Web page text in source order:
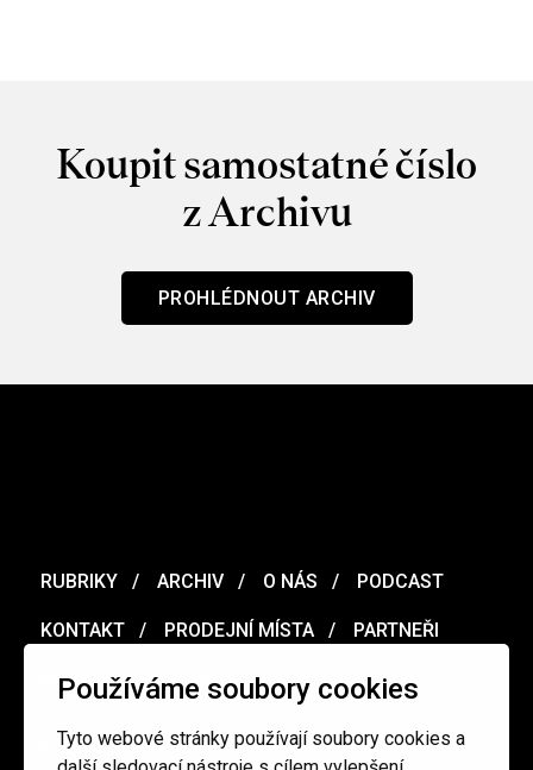
Používáme soubory cookies
Tyto webové stránky používají soubory cookies a
Koupit samostatné číslo
z Archivu
PROHLÉDNOUT ARCHIV
RUBRIKY ARCHIV O NÁS PODCAST
KONTAKT PRODEJNÍ MÍSTA PARTNEŘI
MERCH VOUCHER
Ochrana osobních údajů / Obchodní podmínky